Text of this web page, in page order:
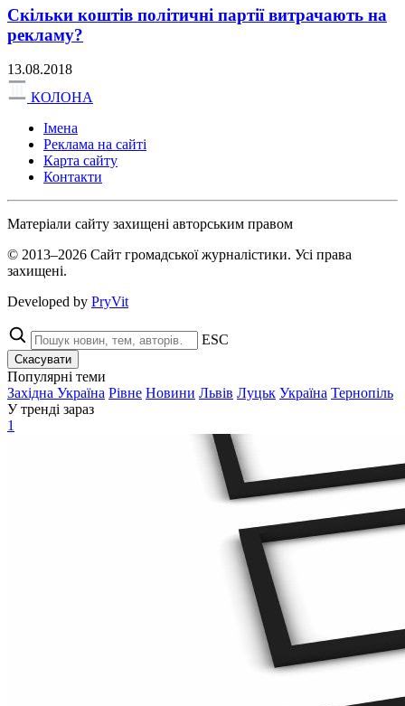
Скільки коштів політичні партії витрачають на
рекламу?
13.08.2018
КОЛОНА
Імена
Реклама на сайті
Карта сайту
Контакти
Матеріали сайту захищені авторським правом
© 2013–2026 Сайт громадської журналістики. Усі права
захищені.
Developed by PryVit
ESC
Скасувати
Популярні теми
Західна Україна Рівне Новини Львів Луцьк Україна Тернопіль
У тренді зараз
1